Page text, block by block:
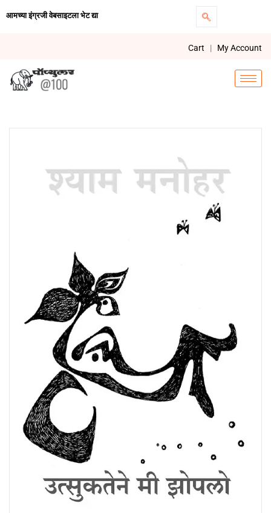
आमच्या इंग्रजी वेबसाइटला भेट द्या
Cart | My Account